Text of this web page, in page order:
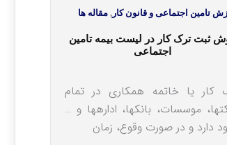
تامین اجتماعی و قانون کار,مقاله ها
ثبت ترک کار در لیست بیمه تامین
اجتماعی
کار یا خاتمه همکاری در تمام
شرکت‎ها، موسسات، بانک‎ها، اداره‎ها و …
دارد و در صورت وقوع، زمان